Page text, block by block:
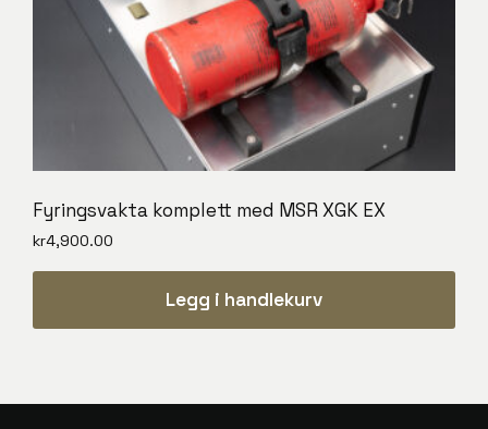
Fyringsvakta komplett med MSR XGK EX
kr4,900.00
Legg i handlekurv